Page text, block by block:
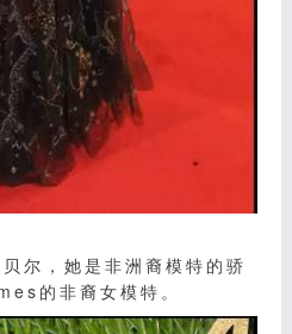
尔，她是非洲裔模特的骄
的非裔女模特。